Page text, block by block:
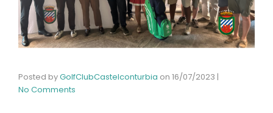
Posted byGolfClubCastelconturbia on 16/07/2023 |
No Comments